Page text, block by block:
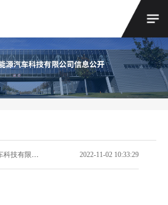
司股东会决议 2022-11-02 10:33:29